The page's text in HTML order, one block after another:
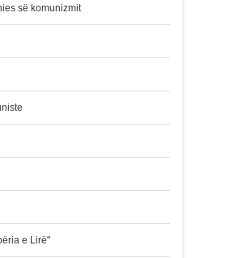
së komunizmit
e Lirë"